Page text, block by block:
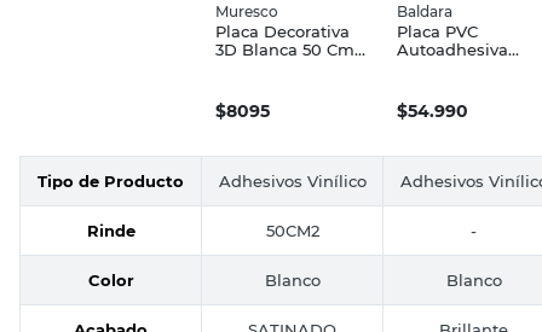
Muresco
Placa Decorativa
3D Blanca 50 Cm2
$8095
Baldara
Placa PVC
Autoadhesiva
Baldara
$54.990
Tipo de Producto Adhesivos Vinílico Adhesivos
Rinde 50CM2 -
Color Blanco Blanco